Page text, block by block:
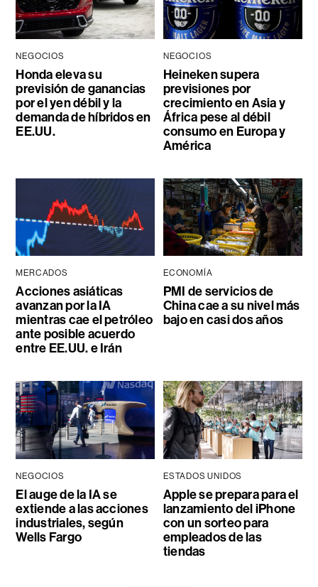
NEGOCIOS
Honda eleva su
previsión de ganancias
por el yen débil y la
demanda de híbridos en
EE.UU.
NEGOCIOS
Heineken supera
previsiones por
crecimiento en Asia y
África pese al débil
consumo en Europa y
América
MERCADOS
Acciones asiáticas
avanzan por la IA
mientras cae el petróleo
ante posible acuerdo
entre EE.UU. e Irán
ECONOMÍA
PMI de servicios de
China cae a su nivel más
bajo en casi dos años
NEGOCIOS
El auge de la IA se
extiende a las acciones
industriales, según
Wells Fargo
ESTADOS UNIDOS
Apple se prepara para el
lanzamiento del iPhone
con un sorteo para
empleados de las
tiendas